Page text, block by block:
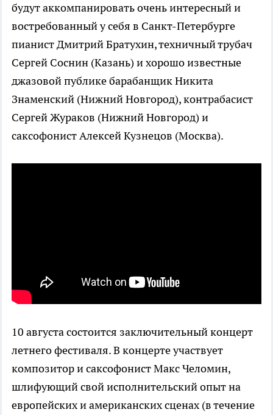
будут аккомпанировать очень интересный и
востребованный у себя в Санкт-Петербурге
пианист Дмитрий Братухин, техничный трубач
Сергей Соснин (Казань) и хорошо известные
джазовой публике барабанщик Никита
Знаменский (Нижний Новгород), контрабасист
Сергей Жураков (Нижний Новгород) и
саксофонист Алексей Кузнецов (Москва).
10 августасостоится заключительный концерт
летнего фестиваля. В концерте участвует
композитор и саксофонист Макс Челомин,
шлифующий свой исполнительский опыт на
европейских и американских сценах (в течение